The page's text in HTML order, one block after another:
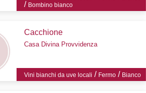
/ Bombino bianco
Cacchione
Casa Divina Provvidenza
Vini bianchi da uve locali / Fermo/ Bianco